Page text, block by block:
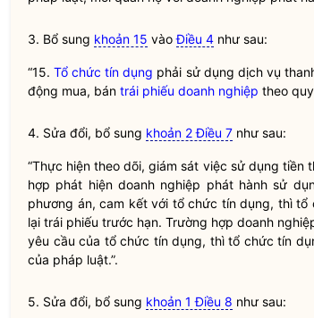
3. Bổ sung khoản 15 vàoĐiều 4 như sau:
“15.Tổ chức tín dụng phải sử dụng dịch vụ
động mua, bán trái phiếu doanh nghiệp theo
4. Sửa đổi, bổ sung khoản 2 Điều 7 như sau:
“Thực hiện theo dõi, giám sát việc sử dụng
hợp phát hiện doanh nghiệp phát hành sử
phương án, cam kết với tổ chức tín dụng, thìtổ
lại trái phiếu trước hạn. Trường hợp doanh
yêu cầu của tổ chức tín dụng, thìtổ chức tín
của pháp luật.”.
5. Sửa đổi, bổ sung khoản 1 Điều 8 như sau: